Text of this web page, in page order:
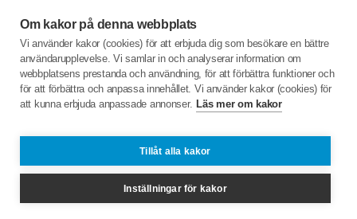
Om kakor på denna webbplats
Vi använder kakor (cookies) för att erbjuda dig som besökare en bättre
användarupplevelse. Vi samlar in och analyserar information om
webbplatsens prestanda och användning, för att förbättra funktioner och
för att förbättra och anpassa innehållet. Vi använder kakor (cookies) för
att kunna erbjuda anpassade annonser. Läs mer om kakor
Tillåt alla kakor
Inställningar för kakor
Programblad
Träffpunkterna
C/o:Anne-Marie Pålsson
ampalsson49@gmail.com